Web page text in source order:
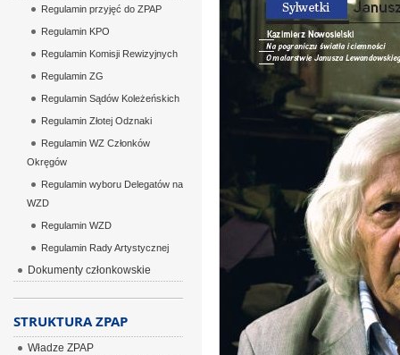
Regulamin przyjęć do ZPAP
Regulamin KPO
Regulamin Komisji Rewizyjnych
Regulamin ZG
Regulamin Sądów Koleżeńskich
Regulamin Złotej Odznaki
Regulamin WZ Członków
Okręgów
Regulamin wyboru Delegatów na
WZD
Regulamin WZD
Regulamin Rady Artystycznej
Dokumenty członkowskie
STRUKTURA ZPAP
Władze ZPAP